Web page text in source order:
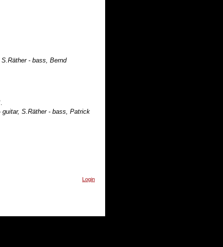
- bass, Bernd
S.Räther - bass, Patrick
Login